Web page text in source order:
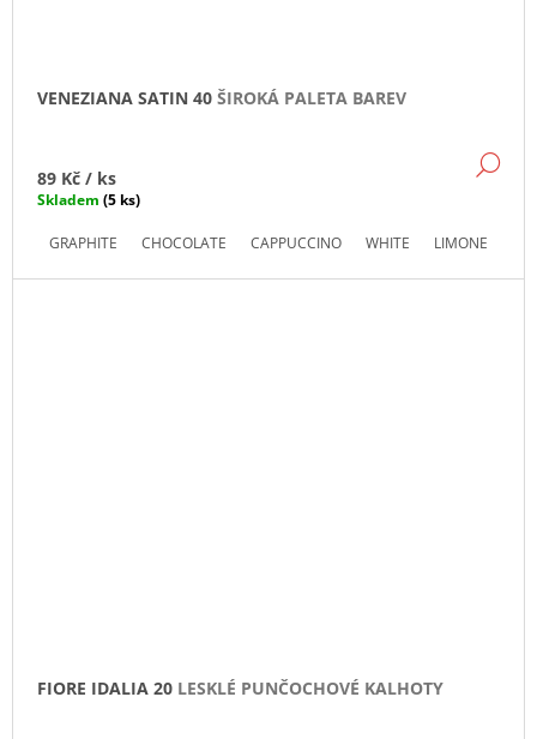
VENEZIANA SATIN 40 ŠIROKÁ PALETA BAREV
89 Kč / ks
Skladem (5 ks)
GRAPHITE CHOCOLATE CAPPUCCINO WHITE LIMONE
FIORE IDALIA 20 LESKLÉ PUNČOCHOVÉ KALHOTY